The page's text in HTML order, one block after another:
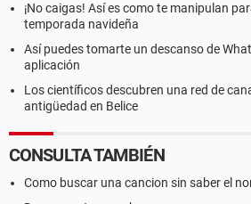
¡No caigas! Así es como te manipulan
temporada navideña
Así puedes tomarte un descanso de
aplicación
Los científicos descubren una red de
antigüedad en Belice
CONSULTA TAMBIÉN
Como buscar una cancion sin saber el